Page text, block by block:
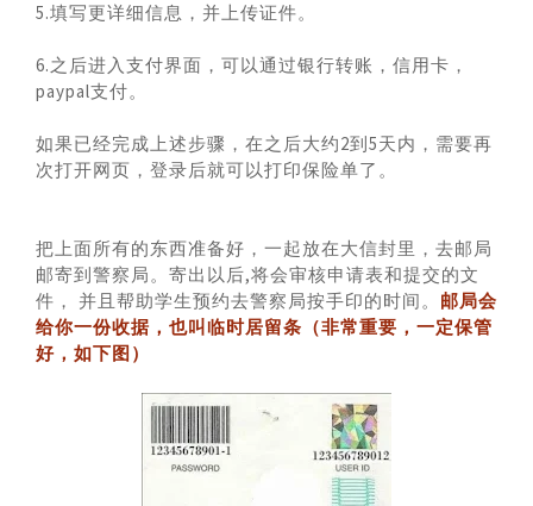
5.填写更详细信息，并上传证件。
6.之后进入支付界面，可以通过银行转账，信用卡，
paypal支付。
如果已经完成上述步骤，在之后大约2到5天内，需要再
次打开网页，登录后就可以打印保险单了。
把上面所有的东西准备好，一起放在大信封里，去邮局
邮寄到警察局。寄出以后,将会审核申请表和提交的文
件， 并且帮助学生预约去警察局按手印的时间。 邮局会
给你一份收据，也叫临时居留条（非常重要，一定保管
好，如下图）